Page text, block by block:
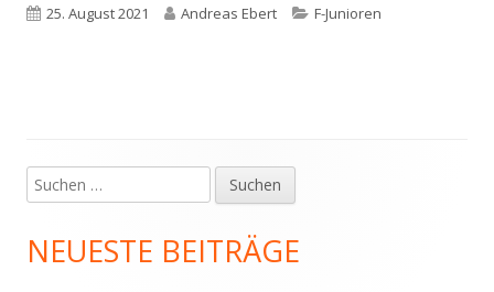
Veröffentlicht
25. August 2021 Autor
Andreas Ebert Kategorien
F-Junioren
Haupt-
Seitenleiste
Suchen
nach:
NEUESTE BEITRÄGE